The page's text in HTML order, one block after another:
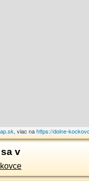
, viac nahttps://dolne-
v